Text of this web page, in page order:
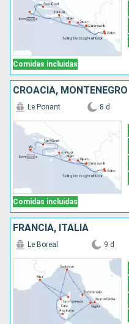
Comidas incluidas
CROACIA, MONTENEGRO
Comidas incluidas
Le Ponant 8 d
FRANCIA, ITALIA
Le Boreal 9 d